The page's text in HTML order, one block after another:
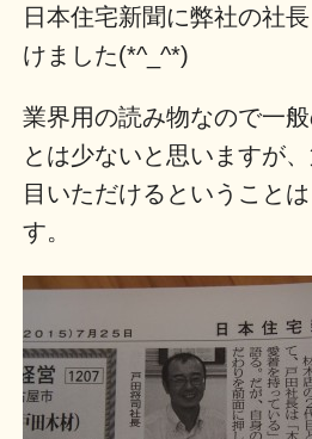
日本住宅新聞に弊社の社
けました(*^_^*)
業界用の読み物なので一
とは少ないと思いますが
目いただけるということ
す。